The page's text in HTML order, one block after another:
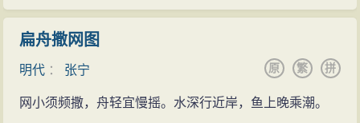
扁舟撒网图
明代 ： 张宁 拼
繁
原
网小须频撒，舟轻宜慢摇。水深行近岸，鱼上晚乘潮。